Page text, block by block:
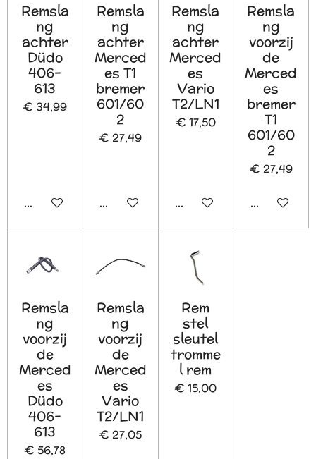
Remsla
ng
achter
Düdo
406-
613
€ 34,99
In winkelwagen
Remsla
ng
achter
Merced
es T1
bremer
601/60
2
€ 27,49
In winkelwagen
Remsla
ng
achter
Merced
es
Vario
T2/LN1
€ 17,50
In winkelwagen
Remsla
ng
voorzij
de
Merced
es
bremer
T1
601/60
2
€ 27,49
In
Remsla
ng
voorzij
de
Merced
es
Düdo
406-
613
€ 56,78
Remsla
ng
voorzij
de
Merced
es
Vario
T2/LN1
€ 27,05
Rem
stel
sleutel
tromme
l rem
€ 15,00